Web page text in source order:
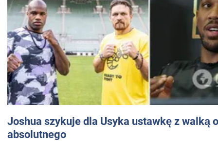
Joshua szykuje dla Usyka ustawkę z walką
absolutnego